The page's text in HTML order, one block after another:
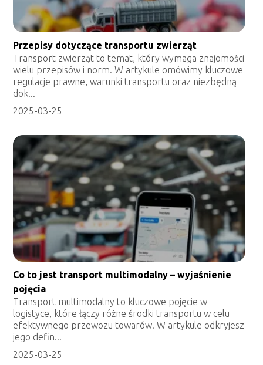
Przepisy dotyczące transportu zwierząt
Transport zwierząt to temat, który wymaga znajomości
wielu przepisów i norm. W artykule omówimy kluczowe
regulacje prawne, warunki transportu oraz niezbędną
dok...
2025-03-25
Co to jest transport multimodalny – wyjaśnienie
pojęcia
Transport multimodalny to kluczowe pojęcie w
logistyce, które łączy różne środki transportu w celu
efektywnego przewozu towarów. W artykule odkryjesz
jego defin...
2025-03-25